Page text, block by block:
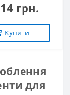
грн.
Купити
для